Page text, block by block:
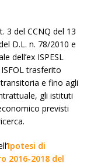
3 del CCNQ del 13
D.L. n. 78/2010 e
dell’ex ISPESL
trasferito
e fino agli
gli istituti
previsti
Ipotesi di
2016-2018 del